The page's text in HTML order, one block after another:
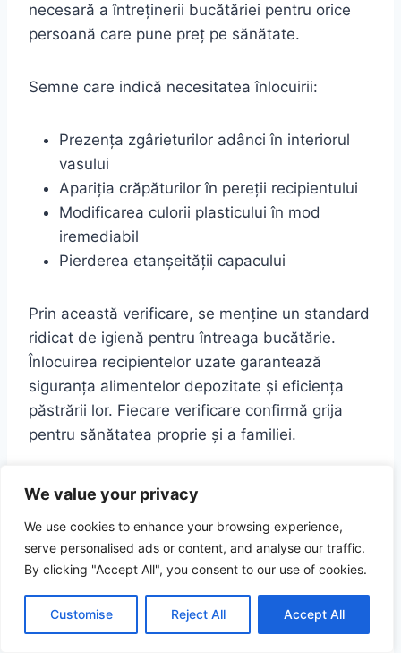
We value your privacy
We use cookies to enhance your browsing experience,
serve personalised ads or content, and analyse our traffic.
By clicking "Accept All", you consent to our use of cookies.
Customise Reject All Accept All
necesară a întreținerii bucătăriei pentru orice
persoană care pune preț pe sănătate.
Semne care indică necesitatea înlocuirii:
Prezența zgârieturilor adânci în interiorul
vasului
Apariția crăpăturilor în pereții recipientului
Modificarea culorii plasticului în mod
iremediabil
Pierderea etanșeității capacului
Prin această verificare, se menține un standard
ridicat de igienă pentru întreaga bucătărie.
Înlocuirea recipientelor uzate garantează
siguranța alimentelor depozitate și eficiența
păstrării lor. Fiecare verificare confirmă grija
pentru sănătatea proprie și a familiei.
Eficiența acestei evaluări asigură un mediu de
corectă a ciclului de viață al vaselor, se menține
o bucătărie modernă și sigură. Această
responsabil de recipientele sale.